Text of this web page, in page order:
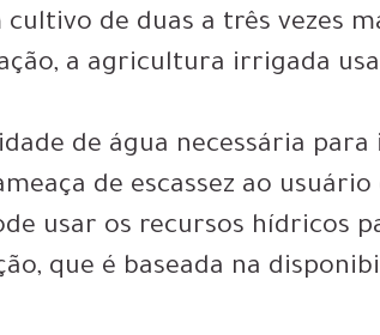
cultivo de duas a três vezes
a agricultura irrigada
de água necessária para
de escassez ao
usar os recursos hídricos
que é baseada na